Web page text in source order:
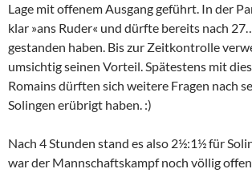
Lage mit offenem Ausgang geführt. In der
klar »ans Ruder« und dürfte bereits nach
gestanden haben. Bis zur Zeitkontrolle
umsichtig seinen Vorteil. Spätestens mit
Romains dürften sich weitere Fragen nach
Solingen erübrigt haben. :)
Nach 4 Stunden stand es also 2½:1½ für
war der Mannschaftskampf noch völlig